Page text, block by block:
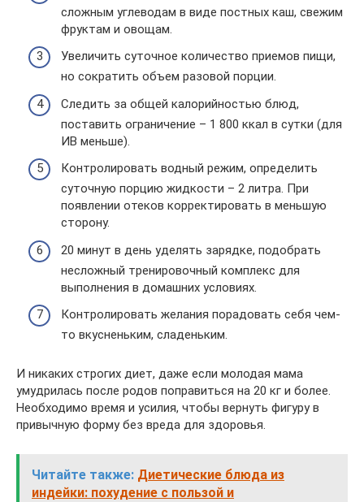
сложным углеводам в виде постных каш, свежим
фруктам и овощам.
Увеличить суточное количество приемов пищи,
но сократить объем разовой порции.
Следить за общей калорийностью блюд,
поставить ограничение – 1 800 ккал в сутки (для
ИВ меньше).
Контролировать водный режим, определить
суточную порцию жидкости – 2 литра. При
появлении отеков корректировать в меньшую
сторону.
20 минут в день уделять зарядке, подобрать
несложный тренировочный комплекс для
выполнения в домашних условиях.
Контролировать желания порадовать себя чем-
то вкусненьким, сладеньким.
И никаких строгих диет, даже если молодая мама
умудрилась после родов поправиться на 20 кг и более.
Необходимо время и усилия, чтобы вернуть фигуру в
привычную форму без вреда для здоровья.
Читайте также: Диетические блюда из
индейки: похудение с пользой и